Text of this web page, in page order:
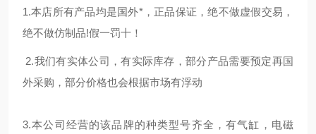
1.本店所有产品均是国外*，正品保证，绝不做虚假交易，
绝不做仿制品!假一罚十！
2.我们有实体公司，有实际库存，部分产品需要预定再国
外采购，部分价格也会根据市场有浮动
3.本公司经营的该品牌的种类型号齐全，有气缸，电磁